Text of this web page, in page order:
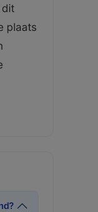
dit
plaats